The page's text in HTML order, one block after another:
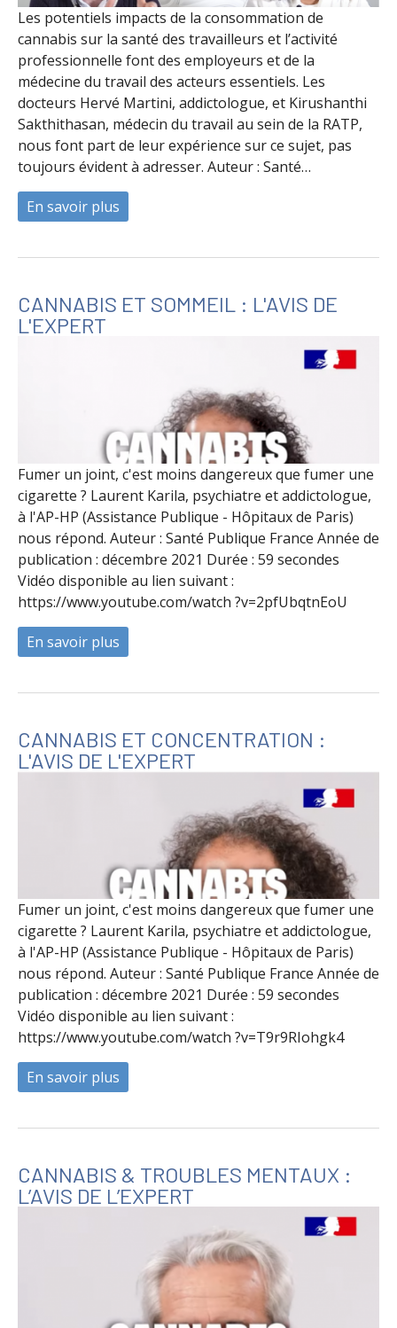
Les potentiels impacts de la consommation de
cannabis sur la santé des travailleurs et l’activité
professionnelle font des employeurs et de la
médecine du travail des acteurs essentiels. Les
docteurs Hervé Martini, addictologue, et Kirushanthi
Sakthithasan, médecin du travail au sein de la RATP,
nous font part de leur expérience sur ce sujet, pas
toujours évident à adresser. Auteur : Santé…
En savoir plus
CANNABIS ET SOMMEIL : L'AVIS DE
L'EXPERT
Fumer un joint, c'est moins dangereux que fumer une
cigarette ? Laurent Karila, psychiatre et addictologue,
à l'AP-HP (Assistance Publique - Hôpitaux de Paris)
nous répond. Auteur : Santé Publique France Année de
publication : décembre 2021 Durée : 59 secondes
Vidéo disponible au lien suivant :
https://www.youtube.com/watch ?v=2pfUbqtnEoU
En savoir plus
CANNABIS ET CONCENTRATION :
L'AVIS DE L'EXPERT
Fumer un joint, c'est moins dangereux que fumer une
cigarette ? Laurent Karila, psychiatre et addictologue,
à l'AP-HP (Assistance Publique - Hôpitaux de Paris)
nous répond. Auteur : Santé Publique France Année de
publication : décembre 2021 Durée : 59 secondes
Vidéo disponible au lien suivant :
https://www.youtube.com/watch ?v=T9r9RIohgk4
En savoir plus
CANNABIS & TROUBLES MENTAUX :
L’AVIS DE L’EXPERT